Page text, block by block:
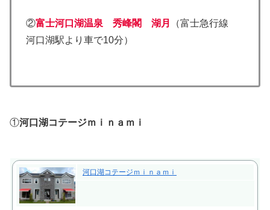
②富士河口湖温泉 秀峰閣 湖月
（富士急行線
河口湖駅より車で10分）
①河口湖コテージｍｉｎａｍｉ
河口湖コテージｍｉｎａｍｉ